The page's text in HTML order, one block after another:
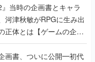
当時の企画書とキャラ
河津秋敏がRPGに生み出
正体とは【ゲームの企画
画書、ついに公開━初代